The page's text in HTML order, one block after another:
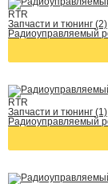
RTR
Запчасти и тюнинг (2)
Радиоуправляемый
RTR
Запчасти и тюнинг (1)
Радиоуправляемый